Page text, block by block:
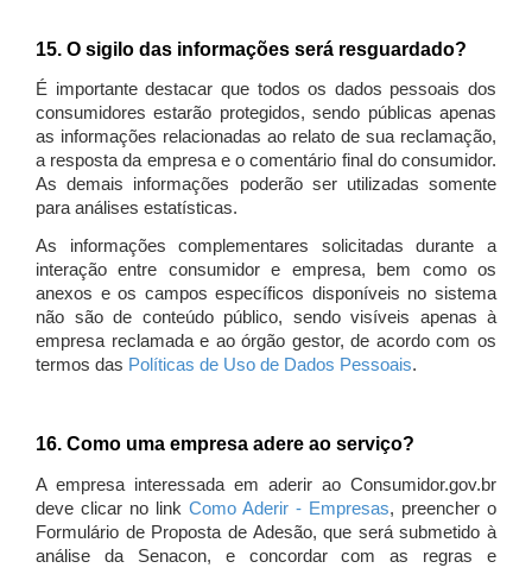
15. O sigilo das informações será resguardado?
É importante destacar que todos os dados pessoais dos
consumidores estarão protegidos, sendo públicas apenas
as informações relacionadas ao relato de sua reclamação,
a resposta da empresa e o comentário final do consumidor.
As demais informações poderão ser utilizadas somente
para análises estatísticas.
As informações complementares solicitadas durante a
interação entre consumidor e empresa, bem como os
anexos e os campos específicos disponíveis no sistema
não são de conteúdo público, sendo visíveis apenas à
empresa reclamada e ao órgão gestor, de acordo com os
termos das Políticas de Uso de Dados Pessoais.
16. Como uma empresa adere ao serviço?
A empresa interessada em aderir ao Consumidor.gov.br
deve clicar no link Como Aderir - Empresas, preencher o
Formulário de Proposta de Adesão, que será submetido à
análise da Senacon, e concordar com as regras e